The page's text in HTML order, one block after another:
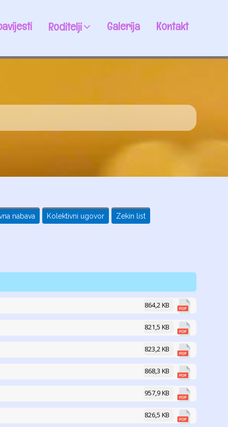
Roditelji Galerija Kontakt
nabava Kolektivni ugovor Zekin list
864,2 KB
821,5 KB
823,2 KB
868,3 KB
957,9 KB
826,5 KB